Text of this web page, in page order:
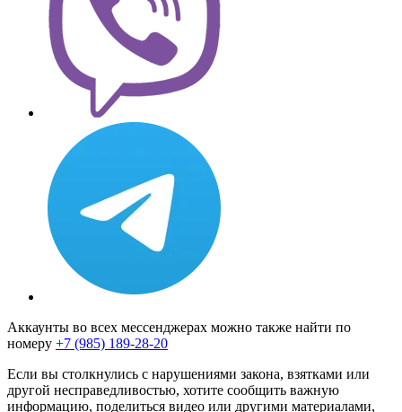
Аккаунты во всех мессенджерах можно также найти по
номеру +7 (985) 189-28-20
Если вы столкнулись с нарушениями закона, взятками или
другой несправедливостью, хотите сообщить важную
информацию, поделиться видео или другими материалами,